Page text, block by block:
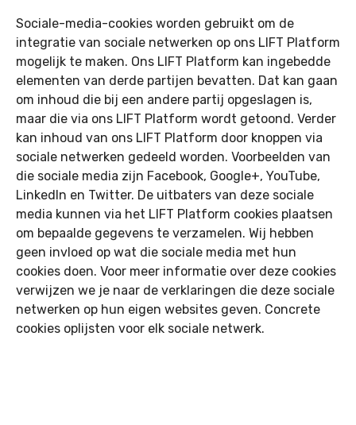
Sociale-media-cookies worden gebruikt om de
integratie van sociale netwerken op ons LIFT Platform
mogelijk te maken. Ons LIFT Platform kan ingebedde
elementen van derde partijen bevatten. Dat kan gaan
om inhoud die bij een andere partij opgeslagen is,
maar die via ons LIFT Platform wordt getoond. Verder
kan inhoud van ons LIFT Platform door knoppen via
sociale netwerken gedeeld worden. Voorbeelden van
die sociale media zijn Facebook, Google+, YouTube,
LinkedIn en Twitter. De uitbaters van deze sociale
media kunnen via het LIFT Platform cookies plaatsen
om bepaalde gegevens te verzamelen. Wij hebben
geen invloed op wat die sociale media met hun
cookies doen. Voor meer informatie over deze cookies
verwijzen we je naar de verklaringen die deze sociale
netwerken op hun eigen websites geven. Concrete
cookies oplijsten voor elk sociale netwerk.